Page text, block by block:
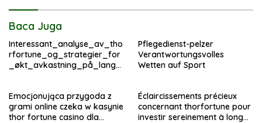
Baca Juga
Interessant_analyse_av_tho
rfortune_og_strategier_for
_økt_avkastning_på_lang_
Pflegedienst-pelzer
Verantwortungsvolles
Wetten auf Sport
Emocjonująca przygoda z
grami online czeka w kasynie
thor fortune casino dla
Éclaircissements précieux
concernant thorfortune pour
investir sereinement à long